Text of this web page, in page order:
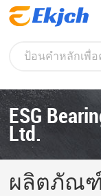
ESG
Ltd.
ผลิตภัณฑ์